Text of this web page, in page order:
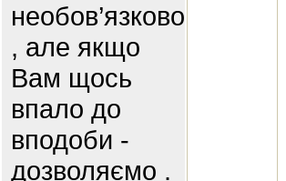
необов’язково
, але якщо
Вам щось
впало до
вподоби -
дозволяємо .